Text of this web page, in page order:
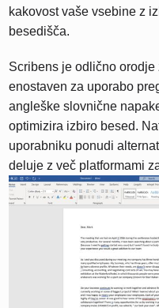
kakovost vaše vsebine z
besedišča.
Scribens je odlično
enostaven za uporabo
angleške slovnične
optimizira izbiro besed.
uporabniku ponudi
deluje z več platformami